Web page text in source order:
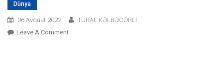
Dünya
06 Avqust 2022
TURAL KƏLBƏCƏRLİ
Leave A CommentOn